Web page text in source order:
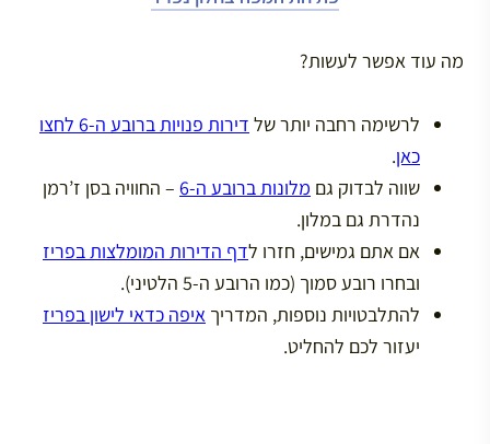
מה עוד אפשר לעשות?
לרשימה רחבה יותר של
דירות פנויות ברובע ה-6 לחצו
כאן.
שווה לבדוק גם מלונות ברובע ה-6
– החוויה בסן ז’רמן
נהדרת גם במלון.
אם אתם גמישים, חזרו לדף הדירות המומלצות בפריז
ובחרו רובע סמוך (כמו הרובע ה-5 הלטיני).
להתלבטויות נוספות, המדריך איפה כדאי לישון בפריז
יעזור לכם להחליט.